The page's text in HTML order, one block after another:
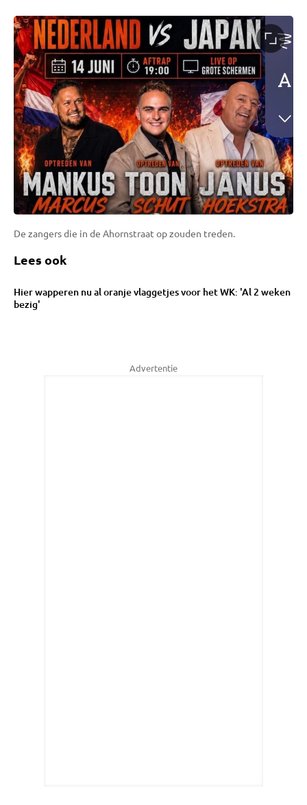
De zangers die in de Ahornstraat op zouden treden.
Lees ook
Hier wapperen nu al oranje vlaggetjes voor het WK: 'Al 2 weken
bezig'
Advertentie